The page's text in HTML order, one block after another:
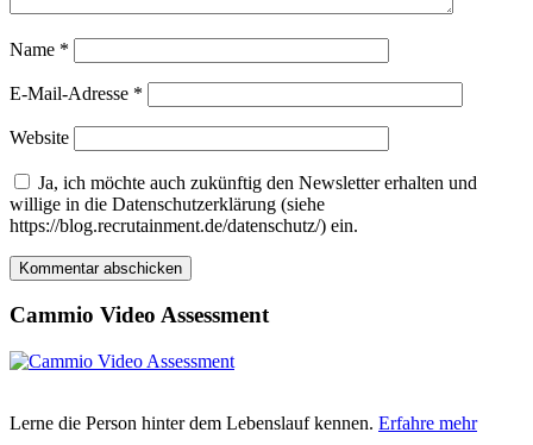
Name *
E-Mail-Adresse *
Website
Ja, ich möchte auch zukünftig den Newsletter erhalten und
willige in die Datenschutzerklärung (siehe
https://blog.recrutainment.de/datenschutz/) ein.
Cammio Video Assessment
Lerne die Person hinter dem Lebenslauf kennen. Erfahre mehr